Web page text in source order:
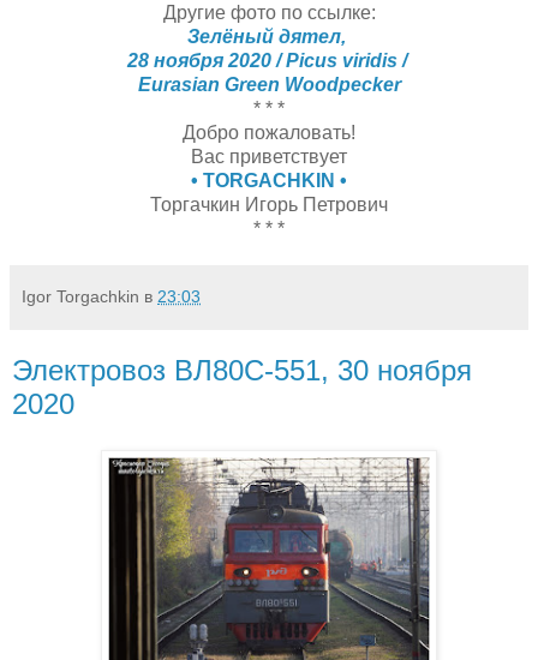
Другие фото по ссылке:
Зелёный дятел,
28 ноября 2020 / Picus viridis /
Eurasian Green Woodpecker
* * *
Добро пожаловать!
Вас приветствует
• TORGACHKIN •
Торгачкин Игорь Петрович
* * *
Igor Torgachkin в 23:03
Электровоз ВЛ80С-551, 30 ноября
2020